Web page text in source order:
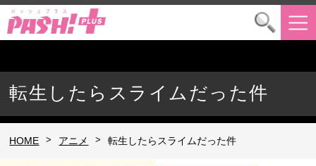
転生したらスライムだった件
HOME > アニメ > 転生したらスライムだった件